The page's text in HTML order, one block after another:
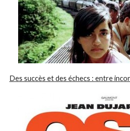
Des succès et des échecs : entre